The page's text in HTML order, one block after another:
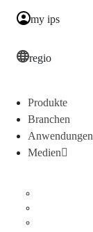
my ips
regio
Produkte
Branchen
Anwendungen
Medien